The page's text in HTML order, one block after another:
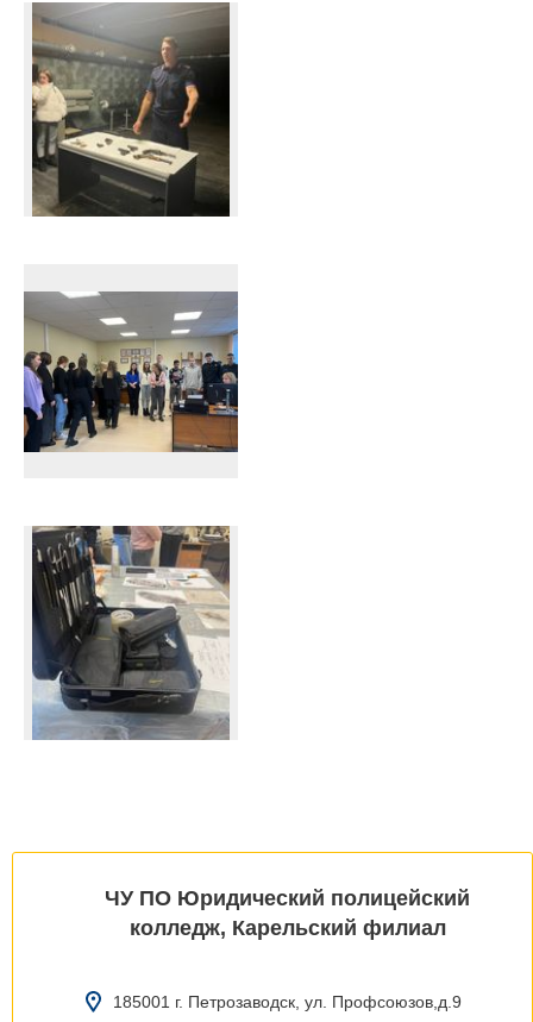
ЧУ ПО Юридический полицейский
колледж, Карельский филиал
185001 г. Петрозаводск, ул. Профсоюзов,д.9